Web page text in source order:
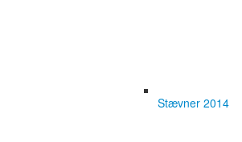
Stævner 2014